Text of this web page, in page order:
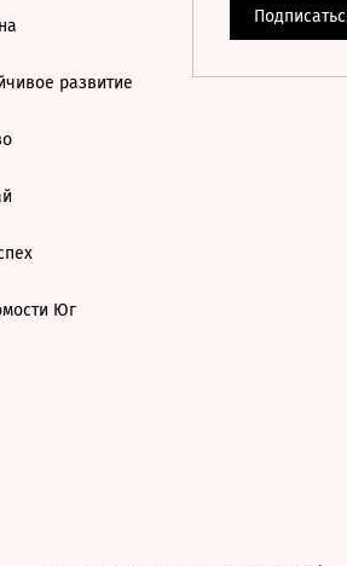
развитие
Юг